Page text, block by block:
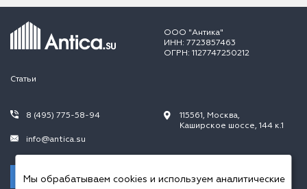
ООО "Антика"
ИНН: 7723857463
ОГРН: 1127747250212
Статьи
8 (495) 775-58-94
info@antica.su
Заказать звонок
115561, Москва,
Каширское шоссе, 144 к.1
Мы обрабатываем cookies и используем аналитические